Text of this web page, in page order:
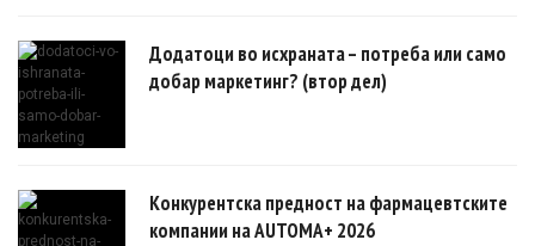
Додатоци во исхраната – потреба или само
добар маркетинг? (втор дел)
Конкурентска предност на фармацевтските
компании на AUTOMA+ 2026